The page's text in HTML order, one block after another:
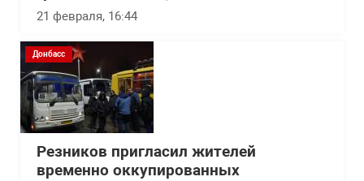
21 февраля, 16:44
Донбасс
Резников пригласил жителей
временно оккупированных